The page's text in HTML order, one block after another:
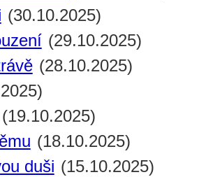
(30.10.2025)
(29.10.2025)
(28.10.2025)
(19.10.2025)
(18.10.2025)
duši (15.10.2025)